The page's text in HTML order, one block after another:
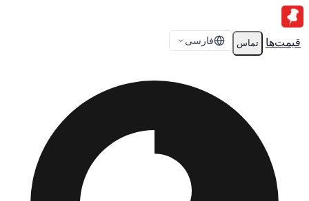
قیمت‌ها تماس فارسی